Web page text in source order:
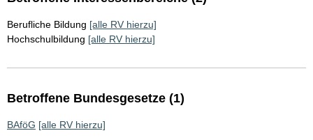
Berufliche Bildung [alle RV hierzu]
Hochschulbildung [alle RV hierzu]
Betroffene Bundesgesetze (1)
BAföG [alle RV hierzu]